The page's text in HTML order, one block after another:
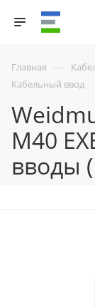
Главная —
Кабельный ввод
M40
вводы